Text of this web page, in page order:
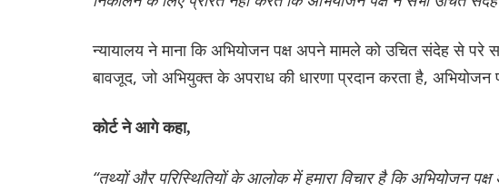
न्यायालय ने माना कि अभियोजन पक्ष अपने मामले को उचित संदेह से
बावजूद, जो अभियुक्त के अपराध की धारणा प्रदान करता है, अभियोजन
कोर्ट ने आगे कहा,
“तथ्यों और परिस्थितियों के आलोक में हमारा विचार है कि अभियोजन